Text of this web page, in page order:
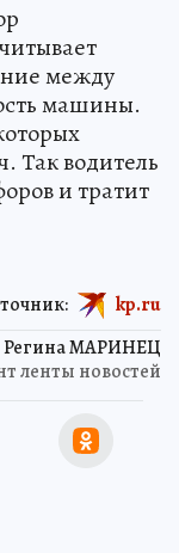
между
машины.
Так водитель
и тратит
Регина МАРИНЕЦ
ленты новостей
kp.ru